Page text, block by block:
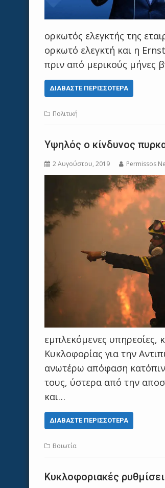
ορκωτός ελεγκτής της
ορκωτό ελεγκτή και η
πριν από μερικούς μήνες
ΔΙΑΒΆΣΤΕ ΠΕΡΙΣΣΌΤΕΡΑ
Πολιτική
Υψηλός ο κίνδυνος
2 Αυγούστου, 2019 Permissos
εμπλεκόμενες
Κυκλοφορίας για την
ανωτέρω απόφαση κατόπιν
τους, ύστερα από την
και…
ΔΙΑΒΆΣΤΕ ΠΕΡΙΣΣΌΤΕΡΑ
Βοιωτία
Κυκλοφοριακές